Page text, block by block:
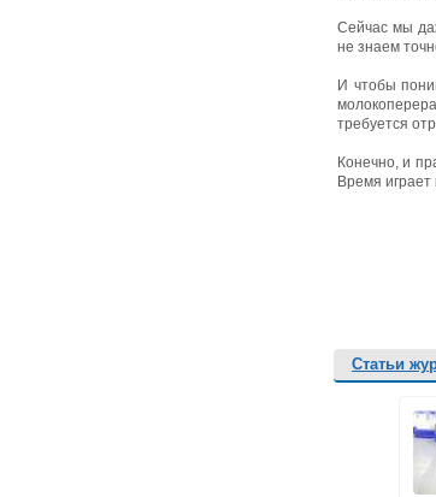
Сейчас мы
не знаем
И чтобы
требуется
Конечно, и
Время играет
Статьи